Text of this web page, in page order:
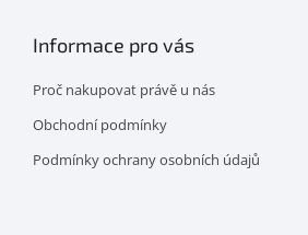
Informace pro vás
Proč nakupovat právě u nás
Obchodní podmínky
Podmínky ochrany osobních údajů